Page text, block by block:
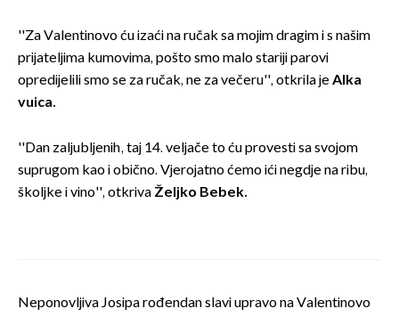
''Za Valentinovo ću izaći na ručak sa mojim dragim i s našim
prijateljima kumovima, pošto smo malo stariji parovi
opredijelili smo se za ručak, ne za večeru'', otkrila jeAlka
vuica.
''Dan zaljubljenih, taj 14. veljače to ću provesti sa svojom
suprugom kao i obično. Vjerojatno ćemo ići negdje na ribu,
školjke i vino'', otkriva Željko Bebek.
Neponovljiva Josipa rođendan slavi upravo na Valentinovo